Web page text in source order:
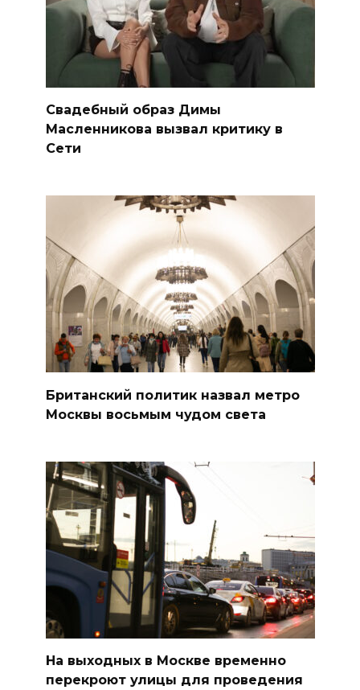
Свадебный образ Димы
Масленникова вызвал критику в
Сети
Британский политик назвал метро
Москвы восьмым чудом света
На выходных в Москве временно
перекроют улицы для проведения